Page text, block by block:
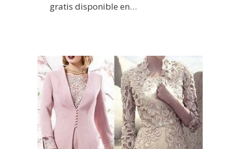
gratis disponible en…